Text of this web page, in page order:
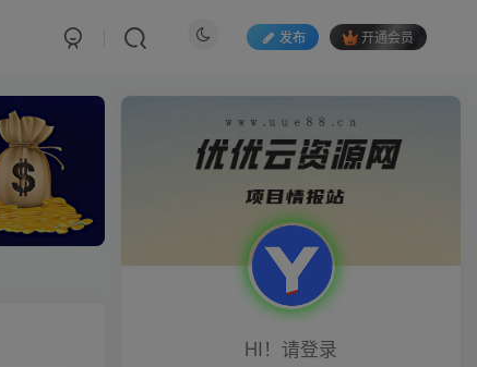
发布 开通会员
HI！请登录